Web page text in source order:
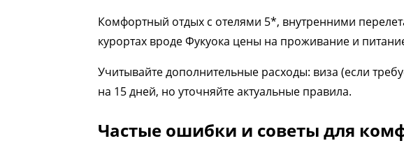
Комфортный отдых с отелями 5*, внутренними
курортах вроде Фукуока цены на проживание и
Учитывайте дополнительные расходы: виза (если
на 15 дней, но уточняйте актуальные правила.
Частые ошибки и советы для